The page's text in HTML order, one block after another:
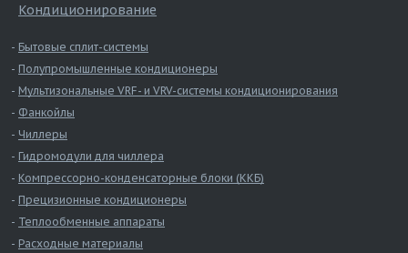
Кондиционирование
Бытовые сплит-системы
Полупромышленные кондиционеры
Мультизональные VRF- и VRV-системы кондиционирования
Фанкойлы
Чиллеры
Гидромодули для чиллера
Компрессорно-конденсаторные блоки (ККБ)
Прецизионные кондиционеры
Теплообменные аппараты
Расходные материалы